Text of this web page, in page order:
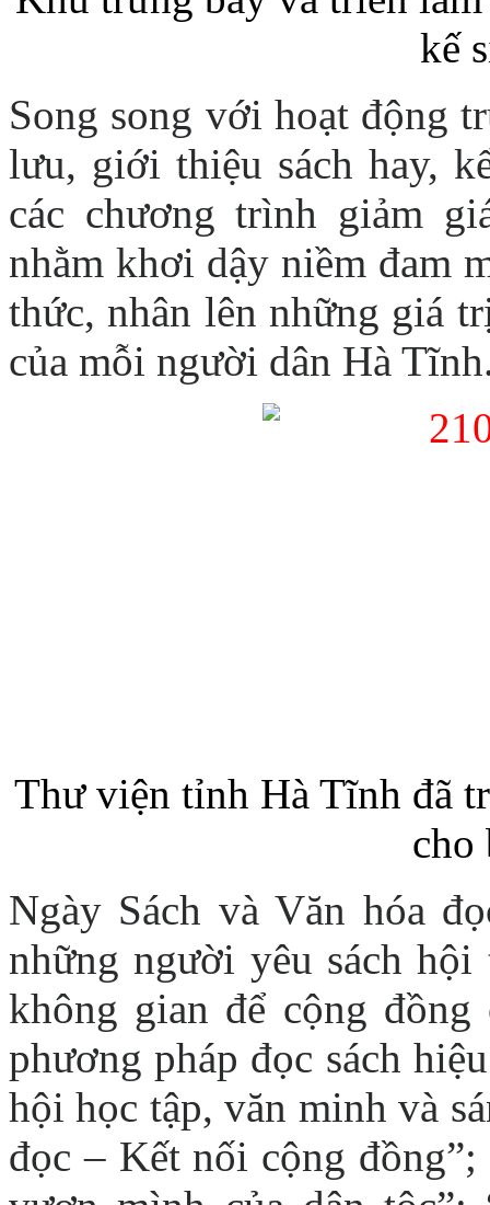
kế
Song song với hoạt động
lưu, giới thiệu sách hay,
các chương trình giảm
nhằm khơi dậy niềm đam
thức, nhân lên những giá
của mỗi người dân Hà
Thư viện tỉnh Hà Tĩnh đã
cho
Ngày Sách và Văn hóa
những người yêu sách
không gian để cộng
phương pháp đọc sách
hội học tập, văn minh và
đọc – Kết nối cộng